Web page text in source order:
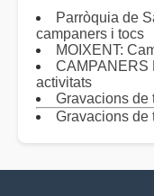
Parròquia de
campaners i tocs
MOIXENT:
CAMPANERS
activitats
Gravacions de
Gravacions de